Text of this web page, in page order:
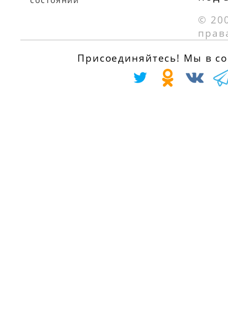
©
Присоединяйтесь! Мы в